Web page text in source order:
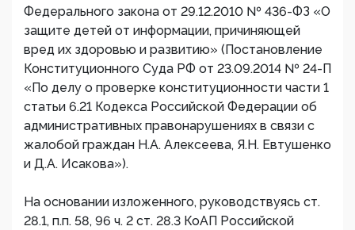
Федерального закона от 29.12.2010 № 436-ФЗ «О
защите детей от информации, причиняющей
вред их здоровью и развитию» (Постановление
Конституционного Суда РФ от 23.09.2014 № 24-П
«По делу о проверке конституционности части 1
статьи 6.21 Кодекса Российской Федерации об
административных правонарушениях в связи с
жалобой граждан Н.А. Алексеева, Я.Н. Евтушенко
и Д.А. Исакова»).
На основании изложенного, руководствуясь ст.
28.1, п.п. 58, 96 ч. 2 ст. 28.3 КоАП Российской